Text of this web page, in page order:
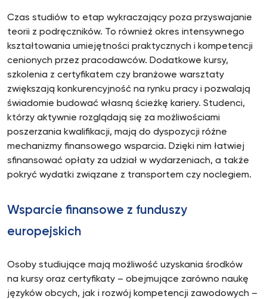
Czas studiów to etap wykraczający poza przyswajanie
teorii z podręczników. To również okres intensywnego
kształtowania umiejętności praktycznych i kompetencji
cenionych przez pracodawców. Dodatkowe kursy,
szkolenia z certyfikatem czy branżowe warsztaty
zwiększają konkurencyjność na rynku pracy i pozwalają
świadomie budować własną ścieżkę kariery. Studenci,
którzy aktywnie rozglądają się za możliwościami
poszerzania kwalifikacji, mają do dyspozycji różne
mechanizmy finansowego wsparcia. Dzięki nim łatwiej
sfinansować opłaty za udział w wydarzeniach, a także
pokryć wydatki związane z transportem czy noclegiem.
Wsparcie finansowe z funduszy
europejskich
Osoby studiujące mają możliwość uzyskania środków
na kursy oraz certyfikaty – obejmujące zarówno naukę
języków obcych, jak i rozwój kompetencji zawodowych –